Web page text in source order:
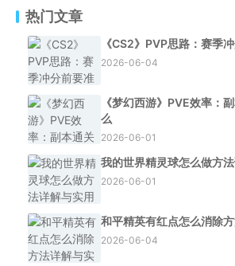
热门文章
《CS2》PVP思路：赛季
2026-06-04
《梦幻西游》PVE效率：
么
2026-06-01
我的世界精灵球怎么做方
2026-06-01
和平精英有红点怎么消除
2026-06-04